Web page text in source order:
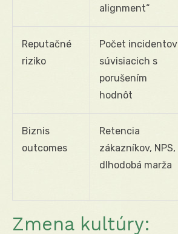
alignment“
Reputačné
riziko
Počet incidentov
súvisiacich s
porušením
hodnôt
Biznis
outcomes
Retencia
zákazníkov, NPS,
dlhodobá marža
Zmena kultúry: